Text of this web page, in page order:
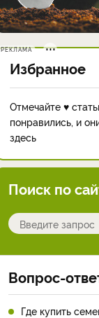
РЕКЛАМА
Избранное
Отмечайте ♥
понравились, и
здесь
Поиск по
Вопрос-
Где купить